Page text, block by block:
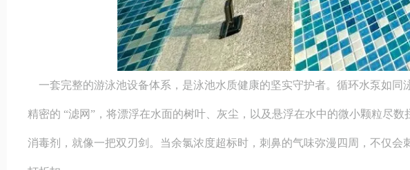
一套完整的游泳池设备体系，是泳池水质健康的坚实守护者。循环水泵如同
精密的 “滤网”，将漂浮在水面的树叶、灰尘，以及悬浮在水中的微小颗粒尽
消毒剂，就像一把双刃剑。当余氯浓度超标时，刺鼻的气味弥漫四周，不仅